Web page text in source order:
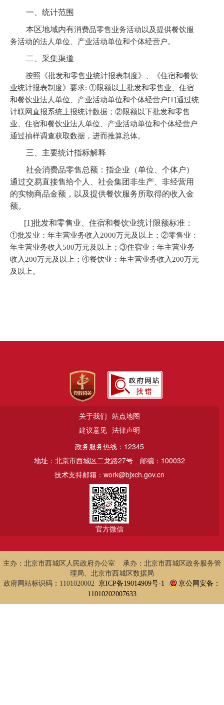
一、统计范围
本区地域内有消费品零售业务活动以及提供餐饮服
务活动的法人单位、产业活动单位和个体经营户。
二、采集渠道
按照《批发和零售业统计报表制度》、《住宿和餐饮
业统计报表制度》要求: ①限额以上批发和零售业、住宿
和餐饮业法人单位、产业活动单位和个体经营户[1]通过统
计联网直报系统上报统计数据； ②限额以下批发和零售
业、住宿和餐饮业法人单位、产业活动单位和个体经营户
通过抽样调查获取数据，进而推算总体。
三、主要统计指标解释
社会消费品零售总额：指企业（单位、个体户）
通过交易直接售给个人、社会集团非生产、非经营用
的实物商品金额，以及提供餐饮服务所取得的收入金
额。
[1]批发和零售业、住宿和餐饮业统计限额标准：
①批发业：年主营业务收入 2000万元及以上； ②零售业：
年主营业务收入 500万元及以上； ③住宿业： 年主营业务
收入 200万元及以上； ④餐饮业：年主营业务收入 200万元
及以上。
关于我们 站点地图
建议意见 法律声明
政务服务热线：12345
地址：北京市西城区二龙路27号
邮编：100032
技术支持邮箱：work@bjxch.gov.cn
官方微信
主办：北京市西城区人民政府办公室 承办：北京市西城区政务服务管
理局、北京市西城区数据局
政府网站标识码：1101020002 京ICP备19014909号-1
京公网安备：
11010202007633